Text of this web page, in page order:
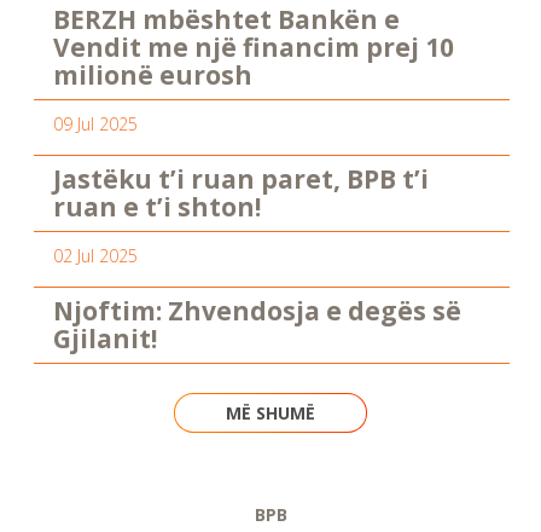
BERZH mbështet Bankën e
Vendit me një financim prej 10
milionë eurosh
09 Jul 2025
Jastëku t’i ruan paret, BPB t’i
ruan e t’i shton!
02 Jul 2025
Njoftim: Zhvendosja e degës së
Gjilanit!
MË SHUMË
BPB